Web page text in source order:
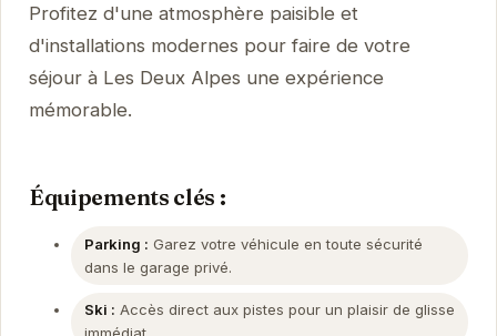
Profitez d'une atmosphère paisible et
d'installations modernes pour faire de votre
séjour à Les Deux Alpes une expérience
mémorable.
Équipements clés :
Parking : Garez votre véhicule en toute sécurité
dans le garage privé.
Ski : Accès direct aux pistes pour un plaisir de glisse